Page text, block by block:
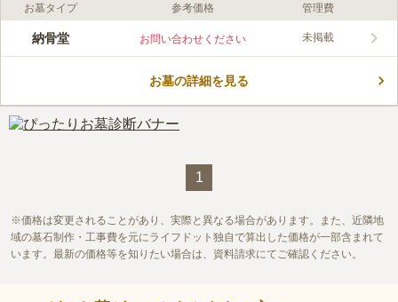
ライフドット編集部のコメント
箕面の山を眺めることができる展望台を有しており、ロケーショ
ターも完備しています。 納骨堂は煌びやかで、比較的新しく作
や、ゆっくりと故人との時間を楽しみたい方でも安心してお参り
できます。
口コミ評価
一度降りるとまた待つのが面倒なため家の近くのスーパーで購入していま
お墓タイプ 参考価格 管理費
納骨堂 お問い合わせください 未掲載
お墓の詳細を見る
1
価格は変更されることがあり、実際と異なる場合があります。また、近隣地
域の墓石制作・工事費を元にライフドット独自で算出した価格が一部含まれて
います。最新の価格等を知りたい場合は、資料請求にてご確認ください。